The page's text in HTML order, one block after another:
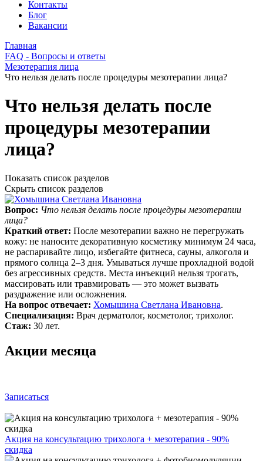
Контакты
Блог
Вакансии
Главная
FAQ - Вопросы и ответы
Мезотерапия лица
Что нельзя делать после процедуры мезотерапии лица?
Что нельзя делать после
процедуры мезотерапии
лица?
Показать список разделов
Скрыть список разделов
Вопрос: Что нельзя делать после процедуры мезотерапии
лица?
Краткий ответ: После мезотерапии важно не перегружать
кожу: не наносите декоративную косметику минимум 24 часа,
не распаривайте лицо, избегайте фитнеса, сауны, алкоголя и
прямого солнца 2–3 дня. Умываться лучше прохладной водой
без агрессивных средств. Места инъекций нельзя трогать,
массировать или травмировать — это может вызвать
раздражение или осложнения.
На вопрос отвечает: Хомышина Светлана Ивановна.
Специализация: Врач дерматолог, косметолог, трихолог.
Стаж: 30 лет.
Акции месяца
Записаться
Акция на консультацию трихолога + мезотерапия - 90%
скидка